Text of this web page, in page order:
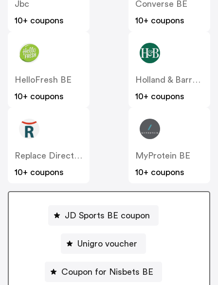
Jbc
10+ coupons
Converse BE
10+ coupons
HelloFresh BE
10+ coupons
Holland & Barrett BE
10+ coupons
Replace Direct BE
10+ coupons
MyProtein BE
10+ coupons
JD Sports BE coupon
Unigro voucher
Coupon for Nisbets BE